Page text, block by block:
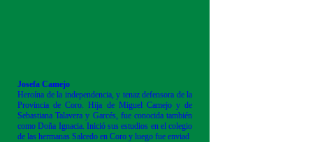
Josefa Camejo
Heroína de la independencia, y tenaz defensora de la
Provincia de Coro. Hija de Miguel Camejo y de
Sebastiana Talavera y Garcés, fue conocida también
como Doña Ignacia. Inició sus estudios en el colegio
de las hermanas Salcedo en Coro y luego fue enviad